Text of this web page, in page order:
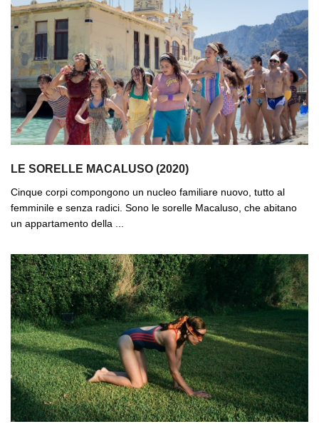
LE SORELLE MACALUSO (2020)
Cinque corpi compongono un nucleo familiare nuovo, tutto al
femminile e senza radici. Sono le sorelle Macaluso, che abitano
un appartamento della ...